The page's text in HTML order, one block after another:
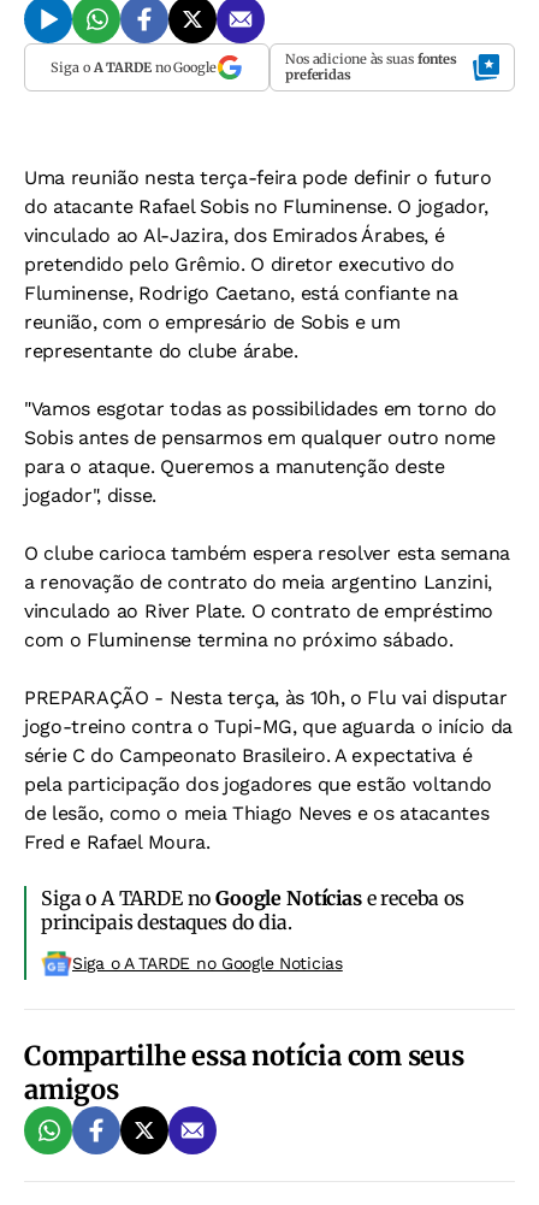
Siga o A TARDEno Google Nos adicione às suas fontes
preferidas
Uma reunião nesta terça-feira pode definir o futuro
do atacante Rafael Sobis no Fluminense. O jogador,
vinculado ao Al-Jazira, dos Emirados Árabes, é
pretendido pelo Grêmio. O diretor executivo do
Fluminense, Rodrigo Caetano, está confiante na
reunião, com o empresário de Sobis e um
representante do clube árabe.
"Vamos esgotar todas as possibilidades em torno do
Sobis antes de pensarmos em qualquer outro nome
para o ataque. Queremos a manutenção deste
jogador", disse.
O clube carioca também espera resolver esta semana
a renovação de contrato do meia argentino Lanzini,
vinculado ao River Plate. O contrato de empréstimo
com o Fluminense termina no próximo sábado.
PREPARAÇÃO - Nesta terça, às 10h, o Flu vai disputar
jogo-treino contra o Tupi-MG, que aguarda o início da
série C do Campeonato Brasileiro. A expectativa é
pela participação dos jogadores que estão voltando
de lesão, como o meia Thiago Neves e os atacantes
Fred e Rafael Moura.
Siga o A TARDE noGoogle Notíciase receba os
principais destaques do dia.
Siga o A TARDE no Google Noticias
Compartilhe essa notícia com seus
amigos